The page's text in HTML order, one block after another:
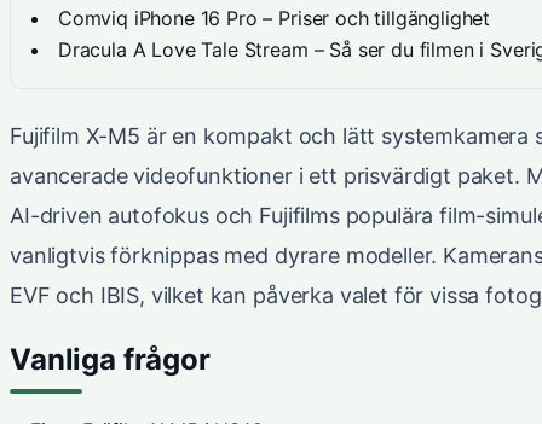
Comviq iPhone 16 Pro – Priser och tillgänglighet
Dracula A Love Tale Stream – Så ser du filmen i
Fujifilm X-M5 är en kompakt och lätt
avancerade videofunktioner i ett prisvärdigt paket.
AI-driven autofokus och Fujifilms populära film-
vanligtvis förknippas med dyrare modeller.
EVF och IBIS, vilket kan påverka valet för vissa
Vanliga frågor